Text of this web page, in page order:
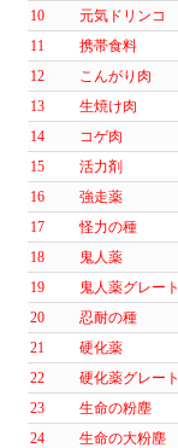
10 元気ドリンコ
11
携帯食料
12
こんがり肉
13
生焼け肉
14
コゲ肉
15
活力剤
16
強走薬
17
怪力の種
18
鬼人薬
19
鬼人薬グレート
20
忍耐の種
21
硬化薬
22
硬化薬グレート
23
生命の粉塵
24
生命の大粉塵